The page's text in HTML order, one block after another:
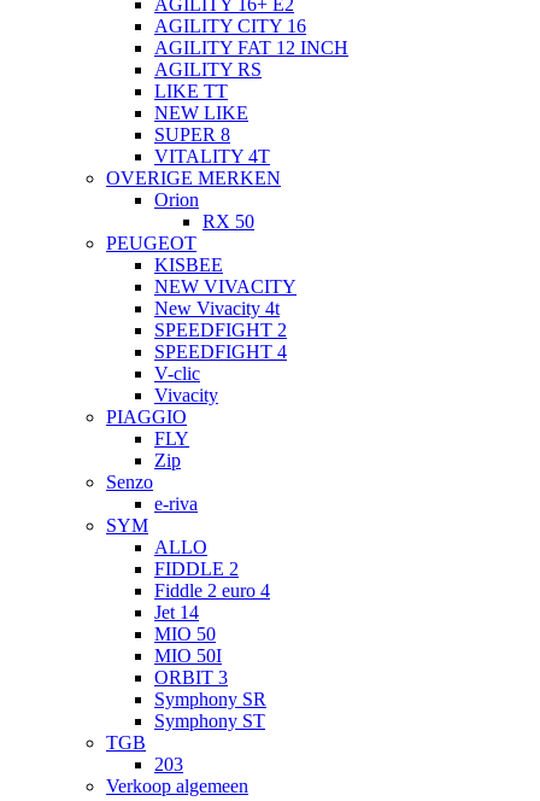
AGILITY 16+ E2
AGILITY CITY 16
AGILITY FAT 12 INCH
AGILITY RS
LIKE TT
NEW LIKE
SUPER 8
VITALITY 4T
OVERIGE MERKEN
Orion
RX 50
PEUGEOT
KISBEE
NEW VIVACITY
New Vivacity 4t
SPEEDFIGHT 2
SPEEDFIGHT 4
V-clic
Vivacity
PIAGGIO
FLY
Zip
Senzo
e-riva
SYM
ALLO
FIDDLE 2
Fiddle 2 euro 4
Jet 14
MIO 50
MIO 50I
ORBIT 3
Symphony SR
Symphony ST
TGB
203
Verkoop algemeen